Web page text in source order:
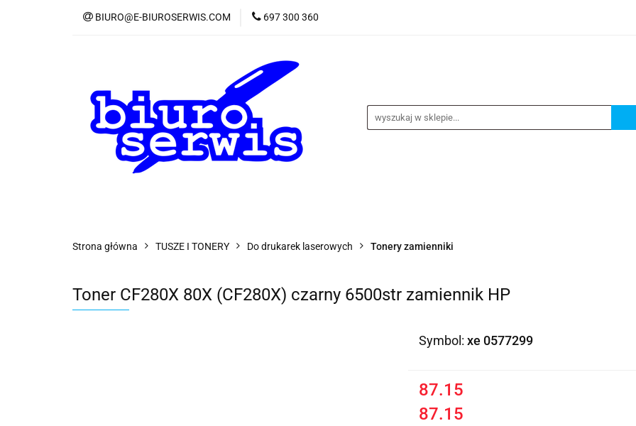
BIURO@E-BIUROSERWIS.COM 697 300 360
Strona główna TUSZE I TONERY Do drukarek laserowych Tonery zamienniki
Toner CF280X 80X (CF280X) czarny 6500str zamiennik HP
Symbol: xe 0577299
87.15
87.15